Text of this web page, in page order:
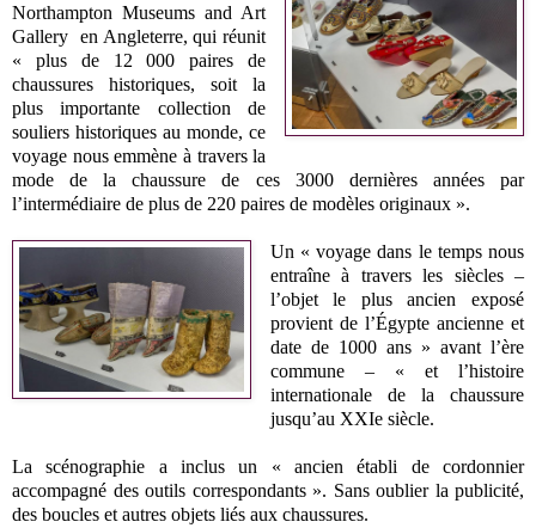
Northampton Museums and Art
Gallery en Angleterre, qui réunit
« plus de 12 000 paires de
chaussures historiques, soit la
plus importante collection de
souliers historiques au monde, ce
voyage nous emmène à travers la
mode de la chaussure de ces 3000 dernières années par
l’intermédiaire de plus de 220 paires de modèles originaux ».
Un « voyage dans le temps nous
entraîne à travers les siècles –
l’objet le plus ancien exposé
provient de l’Égypte ancienne et
date de 1000 ans » avant l’ère
commune – « et l’histoire
internationale de la chaussure
jusqu’au XXIe siècle.
La scénographie a inclus un « ancien établi de cordonnier
accompagné des outils correspondants ». Sans oublier la publicité,
des boucles et autres objets liés aux chaussures.